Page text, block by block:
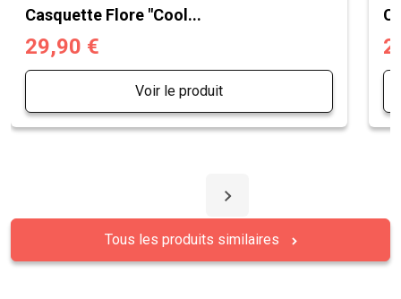
Casquette Flore "Cool...
29,90 €
Voir le produit
Tous les produits similaires